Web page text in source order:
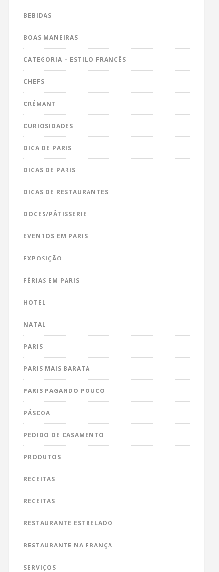
BEBIDAS
BOAS MANEIRAS
CATEGORIA – ESTILO FRANCÊS
CHEFS
CRÉMANT
CURIOSIDADES
DICA DE PARIS
DICAS DE PARIS
DICAS DE RESTAURANTES
DOCES/PÂTISSERIE
EVENTOS EM PARIS
EXPOSIÇÃO
FÉRIAS EM PARIS
HOTEL
NATAL
PARIS
PARIS MAIS BARATA
PARIS PAGANDO POUCO
PÁSCOA
PEDIDO DE CASAMENTO
PRODUTOS
RECEITAS
RECEITAS
RESTAURANTE ESTRELADO
RESTAURANTE NA FRANÇA
SERVIÇOS